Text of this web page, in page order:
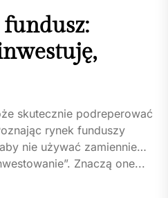
skutecznie podreperować
rynek funduszy
nie używać zamiennie
Znaczą one...